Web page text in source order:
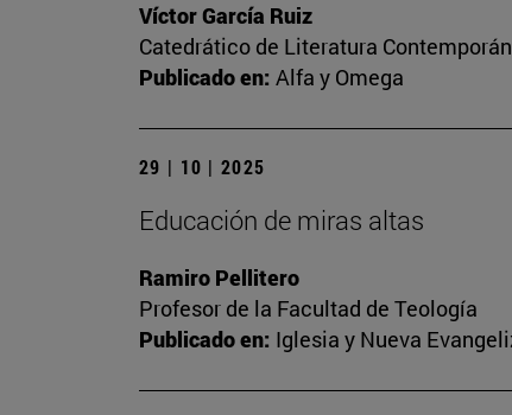
Víctor García Ruiz
Catedrático de Literatura
Publicado en: Alfa y Omega
29 | 10 | 2025
Educación de miras altas
Ramiro Pellitero
Profesor de la Facultad de Teología
Publicado en: Iglesia y Nueva